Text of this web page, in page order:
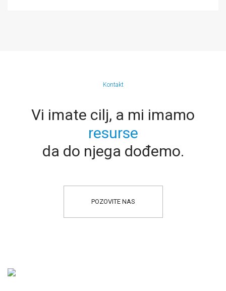
Kontakt
Vi imate cilj, a mi imamo
resurse
da do njega dođemo.
POZOVITE NAS